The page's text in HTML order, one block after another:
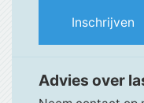
Inschrijven
Advies over